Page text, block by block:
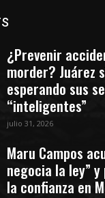
¿Prevenir
morder? Juárez
esperando sus
“inteligentes”
julio 31, 2026
Maru Campos
negocia la ley”
la confianza en